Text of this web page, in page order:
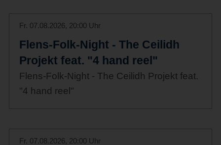
Fr. 07.08.2026, 20:00 Uhr
Flens-Folk-Night - The Ceilidh
Projekt feat. "4 hand reel"
Flens-Folk-Night - The Ceilidh Projekt feat.
"4 hand reel"
Fr. 07.08.2026, 20:00 Uhr